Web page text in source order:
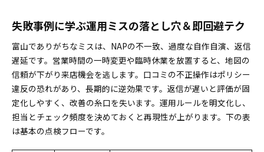
失敗事例に学ぶ運用ミスの落とし穴＆即回避テク
富山でありがちなミスは、NAPの不一致、過度な自作自演、返信
遅延です。営業時間の一時変更や臨時休業を放置すると、地図の
信頼が下がり来店機会を逃します。口コミの不正操作はポリシー
違反の恐れがあり、長期的に逆効果です。返信が遅いと評価が固
定化しやすく、改善の糸口を失います。運用ルールを明文化し、
担当とチェック頻度を決めておくと再現性が上がります。下の表
は基本の点検フローです。